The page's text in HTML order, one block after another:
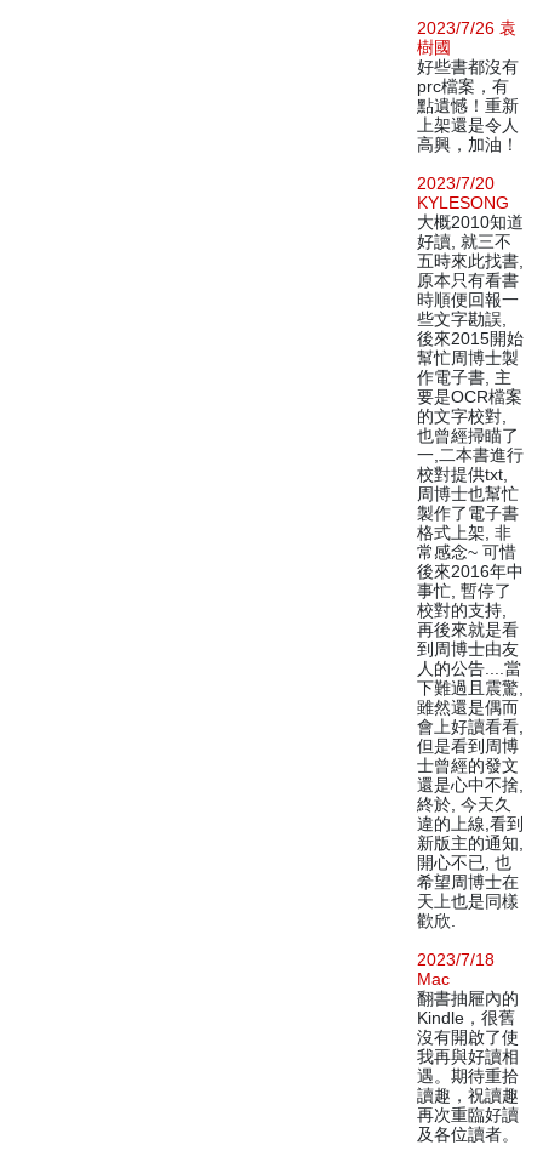
2023/7/26 袁
樹國
好些書都沒有
prc檔案，有
點遺憾！重新
上架還是令人
高興，加油！
2023/7/20
KYLESONG
大概2010知道
好讀, 就三不
五時來此找書,
原本只有看書
時順便回報一
些文字勘誤,
後來2015開始
幫忙周博士製
作電子書, 主
要是OCR檔案
的文字校對,
也曾經掃瞄了
一,二本書進行
校對提供txt,
周博士也幫忙
製作了電子書
格式上架, 非
常感念~ 可惜
後來2016年中
事忙, 暫停了
校對的支持,
再後來就是看
到周博士由友
人的公告....當
下難過且震驚,
雖然還是偶而
會上好讀看看,
但是看到周博
士曾經的發文
還是心中不捨,
終於, 今天久
違的上線,看到
新版主的通知,
開心不已, 也
希望周博士在
天上也是同樣
歡欣.
2023/7/18
Mac
翻書抽屜內的
Kindle，很舊
沒有開啟了使
我再與好讀相
遇。期待重拾
讀趣，祝讀趣
再次重臨好讀
及各位讀者。